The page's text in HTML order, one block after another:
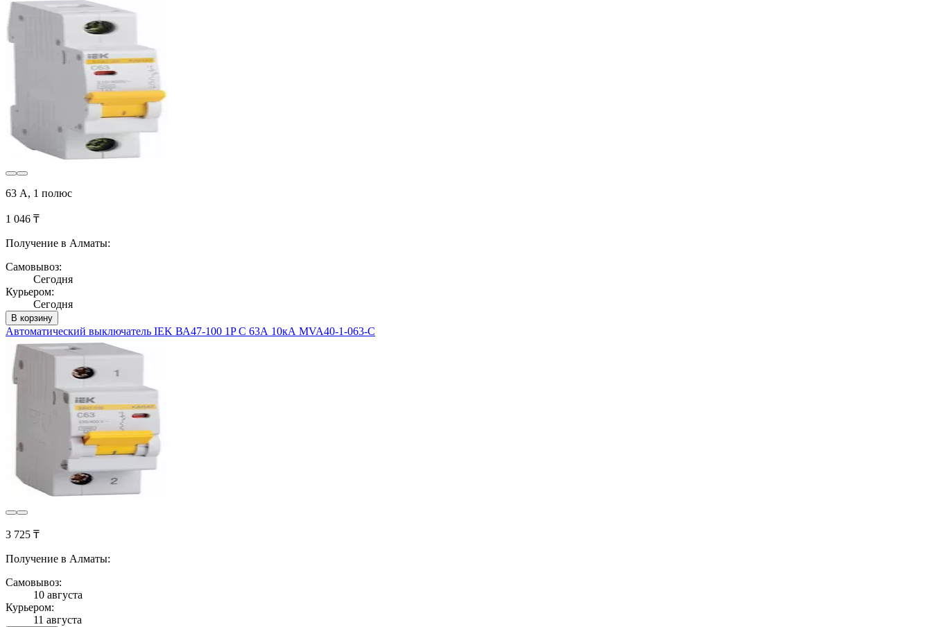
63 А, 1 полюс
1 046 ₸
Получение в Алматы:
Самовывоз:
Сегодня
Курьером:
Сегодня
В корзину
Автоматический выключатель IEK ВА47-100 1P C 63А 10кА MVA40-1-063-C
3 725 ₸
Получение в Алматы:
Самовывоз:
10 августа
Курьером:
11 августа